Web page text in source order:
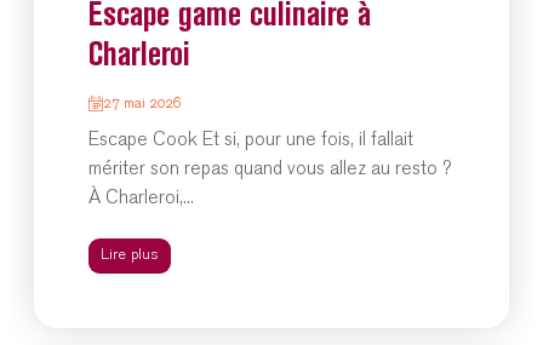
Escape game culinaire à
Charleroi
27 mai 2026
Escape Cook Et si, pour une fois, il fallait
mériter son repas quand vous allez au resto ?
À Charleroi,...
Lire plus